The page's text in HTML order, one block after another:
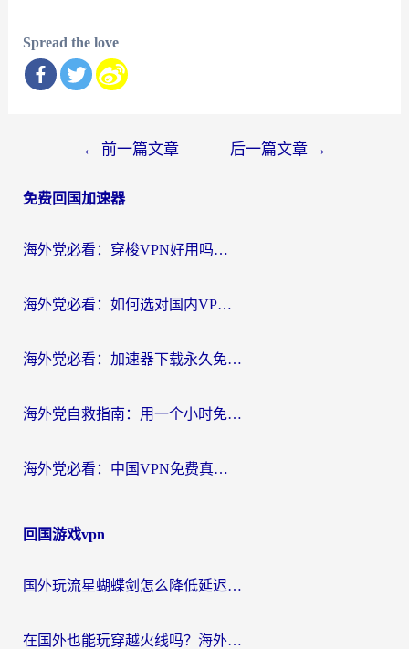
Spread the love
导
← 前一篇文章 后一篇文章 →
免费回国加速器
海外党必看：穿梭VPN好用吗？和云帆VPN对比哪个回国效果更好？附真实测评+避坑指南
海外党必看：如何选对国内VPN，实现无缝访问国内资源？
海外党必看：加速器下载永久免费版真的存在吗？教你无缝访问国内资源的正确姿势
海外党自救指南：用一个小时免费加速器，轻松打破国内资源访问壁垒？
海外党必看：中国VPN免费真的靠谱吗？手把手教你选对回国加速器
回国游戏vpn
国外玩流星蝴蝶剑怎么降低延迟？海外党必看的加速秘籍（含欧洲鸣潮&彩虹岛优化攻略）
在国外也能玩穿越火线吗？海外玩家国服游戏畅玩终极指南